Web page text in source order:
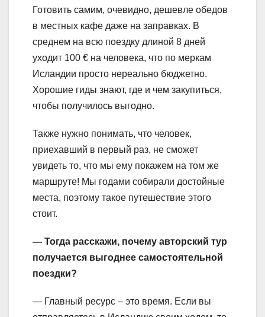
Готовить самим, очевидно, дешевле обедов
в местных кафе даже на заправках. В
среднем на всю поездку длиной 8 дней
уходит 100 € на человека, что по меркам
Исландии просто нереально бюджетно.
Хорошие гиды знают, где и чем закупиться,
чтобы получилось выгодно.
Также нужно понимать, что человек,
приехавший в первый раз, не сможет
увидеть то, что мы ему покажем на том же
маршруте! Мы годами собирали достойные
места, поэтому такое путешествие этого
стоит.
— Тогда расскажи, почему авторский тур
получается выгоднее самостоятельной
поездки?
— Главный ресурс – это время. Если вы